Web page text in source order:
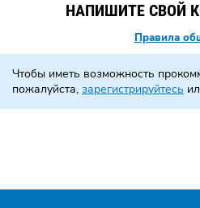
НАПИШИТЕ СВОЙ
Правила
Чтобы иметь возможность
пожалуйста, зарегистрируйтесь